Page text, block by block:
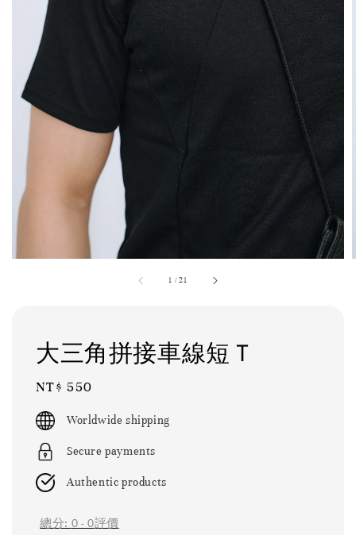
1 /21
大三角拼接車線短Ｔ
Regular
price
NT$ 550
Worldwide shipping
Secure payments
Authentic products
總分: 0 - 0評價